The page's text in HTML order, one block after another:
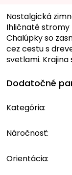
Nostalgická
Ihličnaté stromy
Chalúpky so
cez cestu s
svetlami.
Dodatočné
Kategória:
Náročnosť:
Orientácia: